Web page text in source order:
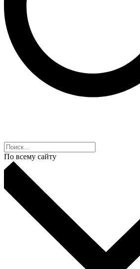
По всему сайту